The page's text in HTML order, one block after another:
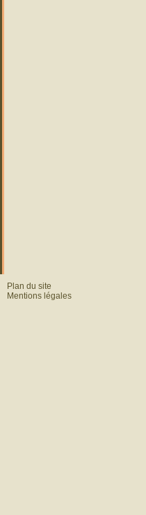
Plan du site
Mentions légales